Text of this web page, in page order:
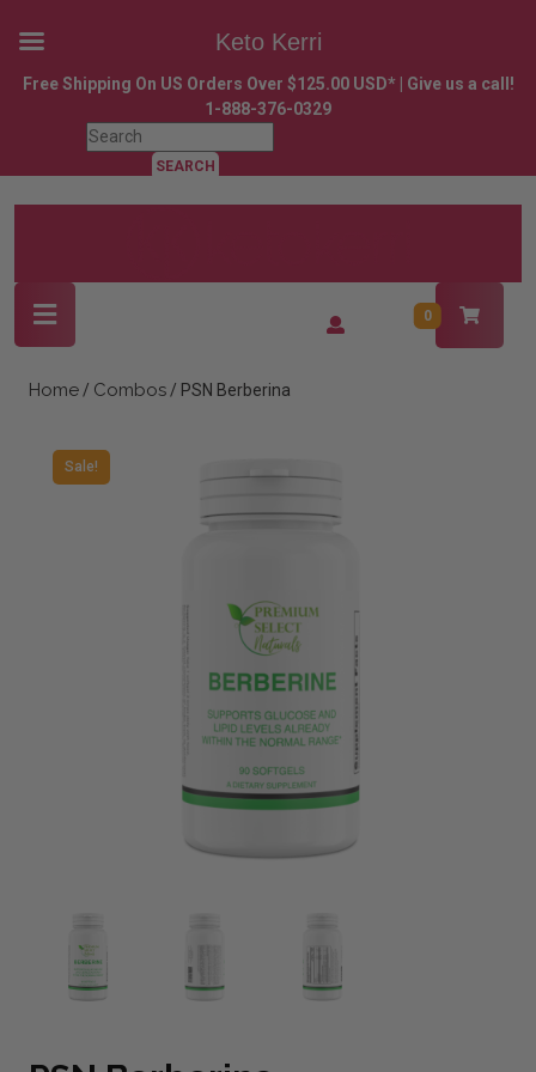
Skip
Free Shipping On US Orders Over $125.00 USD* | Give us a call!
1-888-376-0329
Search
for:
/
0
Home / Combos / PSN Berberina
Sale!
Keto Kerri